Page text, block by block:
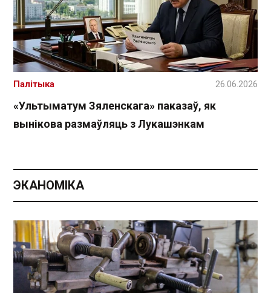
«Ультыматум Зяленскага» паказаў, як
вынікова размаўляць з Лукашэнкам
Палітыка 26.06.2026
ЭКАНОМІКА